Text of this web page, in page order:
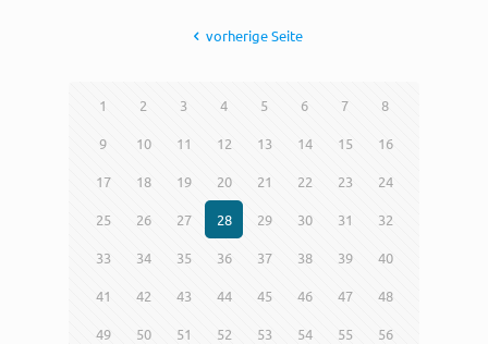
vorherige Seite
1 2 3 4 5 6 7 8
9 10 11 12 13 14 15 16
17 18 19 20 21 22 23 24
25 26 27 28 29 30 31 32
33 34 35 36 37 38 39 40
41 42 43 44 45 46 47 48
49 50 51 52 53 54 55 56